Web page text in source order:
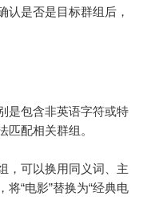
认是否是目标群组后，
是包含非英语字符或特
匹配相关群组。
，可以换用同义词、主
“电影”替换为“经典电